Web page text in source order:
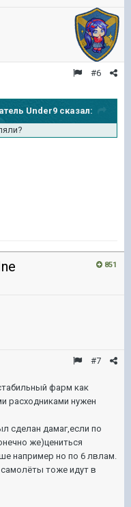
#6
Under9 сказал:
851
#7
фарм как
расходниками нужен
сделан дамаг,если по
же)цениться
например но по 6 лвлам.
тоже идут в